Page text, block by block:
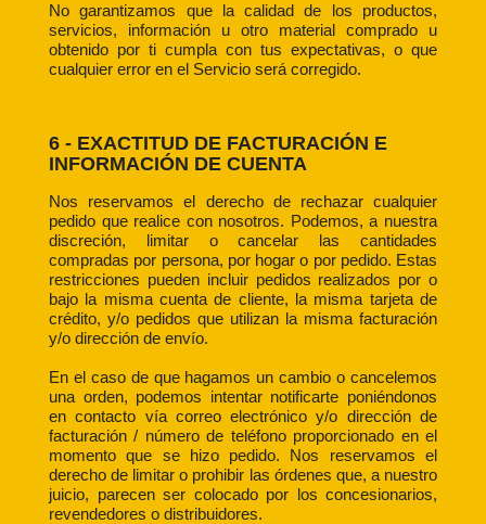
No garantizamos que la calidad de los productos,
servicios, información u otro material comprado u
obtenido por ti cumpla con tus expectativas, o que
cualquier error en el Servicio será corregido.
6 - EXACTITUD DE FACTURACIÓN E
INFORMACIÓN DE CUENTA
Nos reservamos el derecho de rechazar cualquier
pedido que realice con nosotros. Podemos, a nuestra
discreción, limitar o cancelar las cantidades
compradas por persona, por hogar o por pedido. Estas
restricciones pueden incluir pedidos realizados por o
bajo la misma cuenta de cliente, la misma tarjeta de
crédito, y/o pedidos que utilizan la misma facturación
y/o dirección de envío.
En el caso de que hagamos un cambio o cancelemos
una orden, podemos intentar notificarte poniéndonos
en contacto vía correo electrónico y/o dirección de
facturación / número de teléfono proporcionado en el
momento que se hizo pedido. Nos reservamos el
derecho de limitar o prohibir las órdenes que, a nuestro
juicio, parecen ser colocado por los concesionarios,
revendedores o distribuidores.